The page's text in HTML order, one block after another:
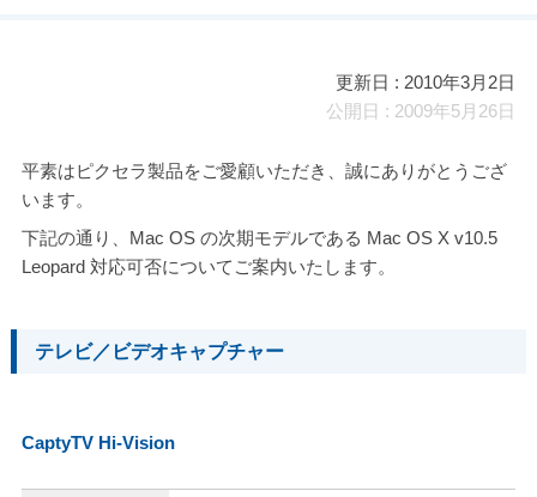
更新日 : 2010年3月2日
公開日 : 2009年5月26日
平素はピクセラ製品をご愛顧いただき、誠にありがとうござ
います。
下記の通り、Mac OS の次期モデルである Mac OS X v10.5
Leopard 対応可否についてご案内いたします。
テレビ／ビデオキャプチャー
CaptyTV Hi-Vision